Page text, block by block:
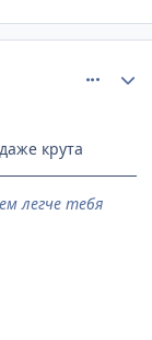
крута
легче тебя